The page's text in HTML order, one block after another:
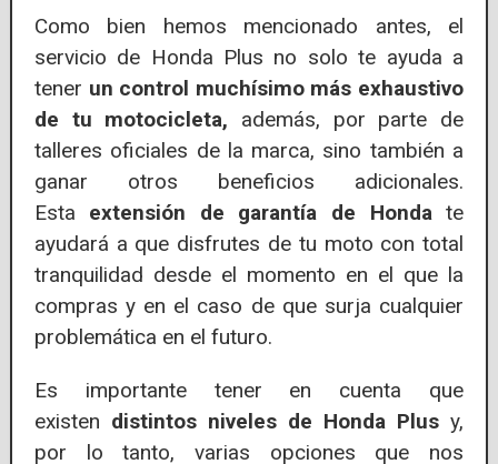
Como bien hemos mencionado antes, el
servicio de Honda Plus no solo te ayuda a
tener un control muchísimo más exhaustivo
de tu motocicleta, además, por parte de
talleres oficiales de la marca, sino también a
ganar otros beneficios adicionales.
Esta extensión de garantía de Hondate
ayudará a que disfrutes de tu moto con total
tranquilidad desde el momento en el que la
compras y en el caso de que surja cualquier
problemática en el futuro.
Es importante tener en cuenta que
existen distintos niveles de Honda Plus y,
por lo tanto, varias opciones que nos